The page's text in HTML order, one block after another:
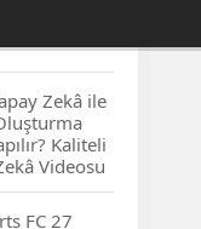
Zekâ ile
Kaliteli
Videosu
FC 27